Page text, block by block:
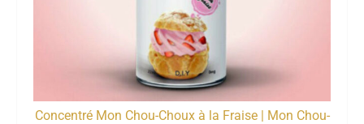
Concentré Mon Chou-Choux à la Fraise | Mon Chou-